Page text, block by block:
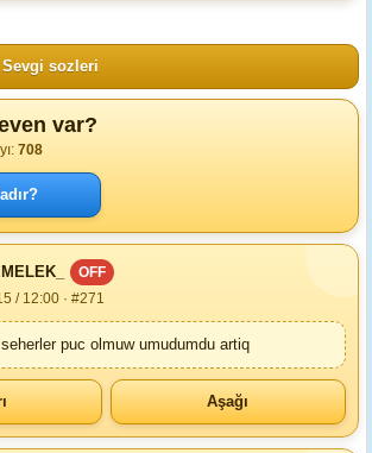
Sevgi sozleri
var?
708
OFF
/ 12:00 · #271
puc olmuw umudumdu artiq
Aşağı